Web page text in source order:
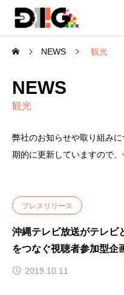
NEWS 観光
NEWS
観光
弊社のお知らせや取り組み
期的に更新していますので、
プレスリリース
沖縄テレビ放送がテレビ
をつなぐ視聴者参加型企
ーム「DIIIG」を採用
2019.10.11